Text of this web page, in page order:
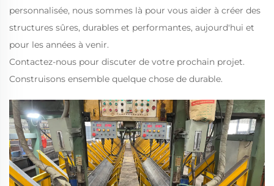
personnalisée, nous sommes là pour vous aider à créer des
structures sûres, durables et performantes, aujourd'hui et
pour les années à venir.
Contactez-nous pour discuter de votre prochain projet.
Construisons ensemble quelque chose de durable.